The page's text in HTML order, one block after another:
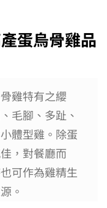
蛋烏骨雞品
雞特有之纓
毛腳、多趾、
體型雞。除蛋
，對餐廳而
可作為雞精生
。